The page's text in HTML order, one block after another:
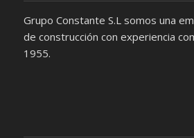
Grupo Constante S.L somos una
de construcción con experiencia
1955.